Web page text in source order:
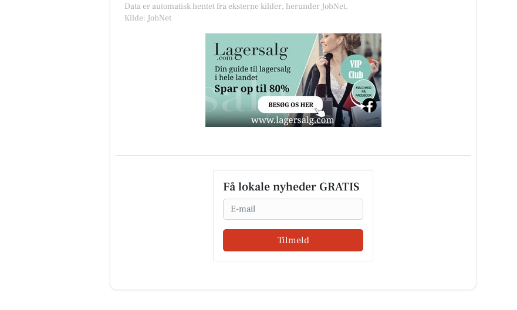
Data er automatisk hentet fra eksterne kilder, herunder JobNet.
Kilde: JobNet
Få lokale nyheder GRATIS
Email
Tilmeld